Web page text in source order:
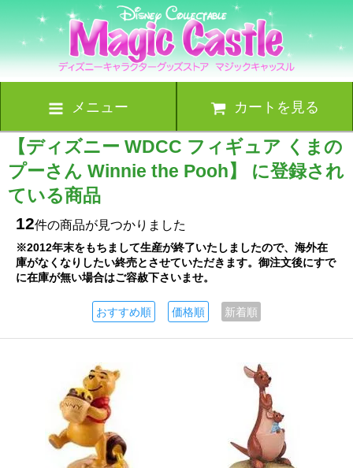
メニュー カートを見る
【ディズニー WDCC フィギュア くまの
プーさん Winnie the Pooh】 に登録され
ている商品
12件の商品が見つかりました
※2012年末をもちまして生産が終了いたしましたので、海外在
庫がなくなりしたい終売とさせていただきます。御注文後にすで
に在庫が無い場合はご容赦下さいませ。
おすすめ順 価格順 新着順